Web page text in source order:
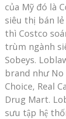
của Mỹ đó là
siêu thị bán
thì Costco
trùm ngành
Sobeys.
brand như No
Choice, Real
Drug Mart.
sưu tập hệ